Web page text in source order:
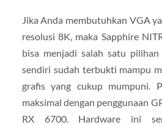
Jika Anda membutuhkan VGA
resolusi 8K, maka Sapphire
bisa menjadi salah satu
sendiri sudah terbukti mampu
grafis yang cukup mumpuni.
maksimal dengan penggunaan
RX 6700. Hardware ini